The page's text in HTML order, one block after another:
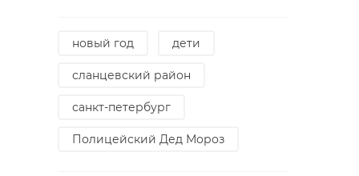
новый год дети
сланцевский район
санкт-петербург
Полицейский Дед Мороз